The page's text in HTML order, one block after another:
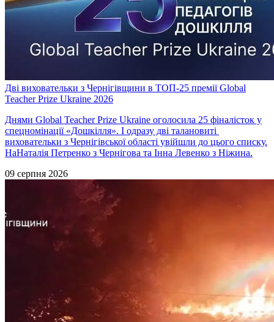
Дві виховательки з Чернігівщини в ТОП-25 премії Global
Teacher Prize Ukraine 2026
Днями Global Teacher Prize Ukraine оголосила 25 фіналісток у
спецномінації «Дошкілля». І одразу дві талановиті
виховательки з Чернігівської області увійшли до цього списку.
НаНаталія Петренко з Чернігова та Інна Левенко з Ніжина.
09 серпня 2026